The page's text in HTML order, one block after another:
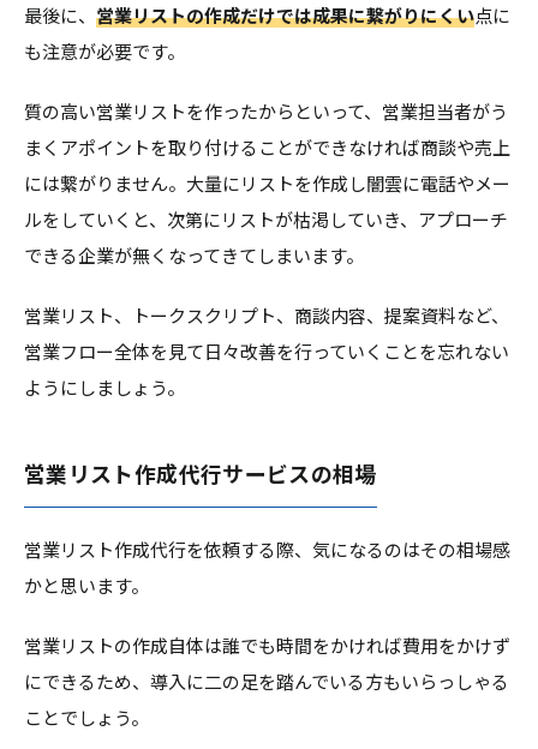
最後に、 営業リストの作成だけでは成果に繋がりにくい点に
も注意が必要です。
質の高い営業リストを作ったからといって、営業担当者がう
まくアポイントを取り付けることができなければ商談や売上
には繋がりません。大量にリストを作成し闇雲に電話やメー
ルをしていくと、次第にリストが枯渇していき、アプローチ
できる企業が無くなってきてしまいます。
営業リスト、トークスクリプト、商談内容、提案資料など、
営業フロー全体を見て日々改善を行っていくことを忘れない
ようにしましょう。
営業リスト作成代行サービスの相場
営業リスト作成代行を依頼する際、気になるのはその相場感
かと思います。
営業リストの作成自体は誰でも時間をかければ費用をかけず
にできるため、導入に二の足を踏んでいる方もいらっしゃる
ことでしょう。